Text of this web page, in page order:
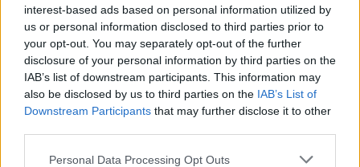
interest-based ads based on personal information utilized by
us or personal information disclosed to third parties prior to
your opt-out. You may separately opt-out of the further
disclosure of your personal information by third parties on the
IAB’s list of downstream participants. This information may
also be disclosed by us to third parties on the IAB’s List of
Downstream Participants that may further disclose it to other
Please note that this website/app uses one or more Google
Personal Data Processing Opt Outs